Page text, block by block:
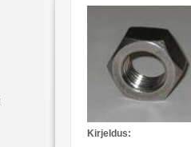
Kirjeldus: